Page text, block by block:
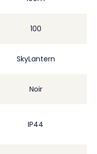
100
SkyLantern
Noir
IP44